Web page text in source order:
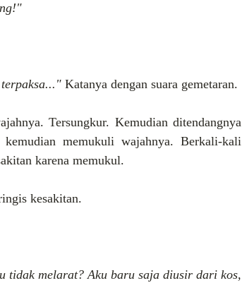
Katanya dengan suara gemetaran.
Tersungkur. Kemudian ditendangnya
memukuli wajahnya. Berkali-kali
karena memukul.
kesakitan.
tidak melarat? Aku baru saja diusir dari kos,